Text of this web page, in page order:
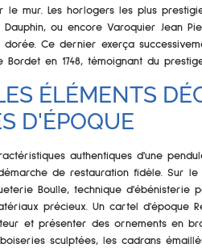
le mur. Les horlogers les plus
ou encore Varoquier Jean
Ce dernier exerça
Bordet en 1748, témoignant du
ÉLÉMENTS
D'ÉPOQUE
authentiques d'une
de restauration fidèle. Sur
Boulle, technique d'ébénisterie
précieux. Un cartel d'époque
et présenter des ornements en
sculptées, les cadrans